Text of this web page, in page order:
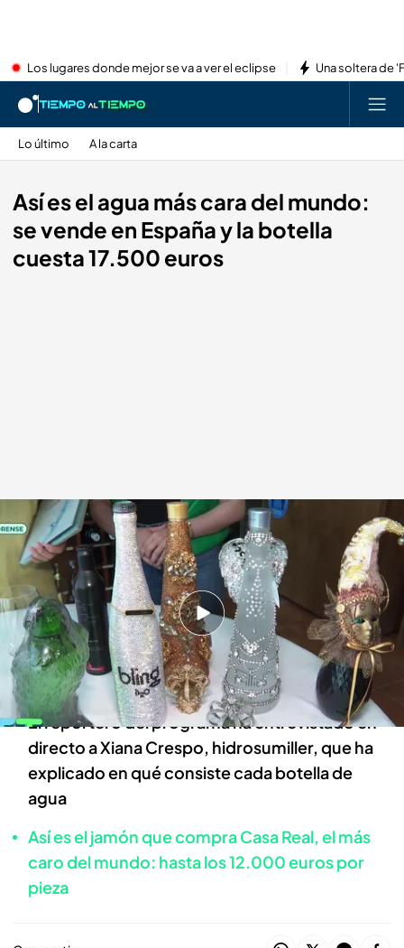
Los lugares donde mejor se va a ver el eclipse Una soltera de
Lo último A la carta
Así es el agua más cara del mundo:
se vende en España y la botella
cuesta 17.500 euros
Un equipo de ‘Tiempo al tiempo’ , con las aguas más caras
Tiempo al Tiempo
30 MAY 2024 - 19:47h.
Un equipo de ‘Tiempo al tiempo’ visita un
restaurante gallego con la carta de aguas más
grande del mundo
El reportero del programa ha entrevistado en
directo a Xiana Crespo, hidrosumiller, que ha
explicado en qué consiste cada botella de
agua
Así es el jamón que compra Casa Real, el más
caro del mundo: hasta los 12.000 euros por
pieza